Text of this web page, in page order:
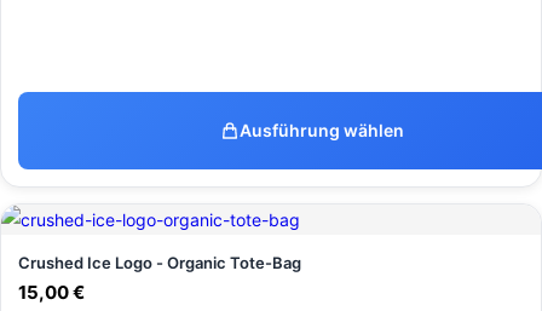
Ausführung wählen
Crushed Ice Logo - Organic Tote-Bag
15,00€